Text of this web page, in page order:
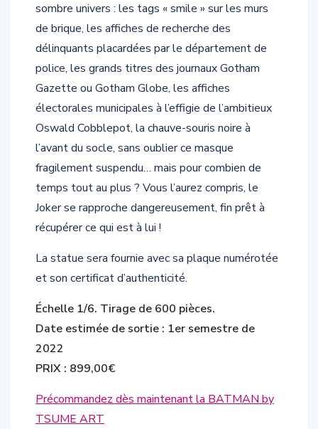
sombre univers : les tags « smile » sur les murs
de brique, les affiches de recherche des
délinquants placardées par le département de
police, les grands titres des journaux Gotham
Gazette ou Gotham Globe, les affiches
électorales municipales à l’effigie de l’ambitieux
Oswald Cobblepot, la chauve-souris noire à
l’avant du socle, sans oublier ce masque
fragilement suspendu… mais pour combien de
temps tout au plus ? Vous l’aurez compris, le
Joker se rapproche dangereusement, fin prêt à
récupérer ce qui est à lui !
La statue sera fournie avec sa plaque numérotée
et son certificat d’authenticité.
Échelle 1/6. Tirage de 600 pièces.
Date estimée de sortie : 1er semestre de
2022
PRIX : 899,00€
Précommandez dès maintenant la BATMAN by
TSUME ART